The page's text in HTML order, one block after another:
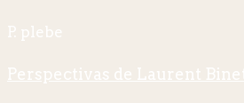
P. plebe
Perspectivas de Laurent